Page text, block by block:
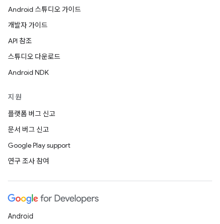
Android 스튜디오 가이드
개발자 가이드
API 참조
스튜디오 다운로드
Android NDK
지원
플랫폼 버그 신고
문서 버그 신고
Google Play support
연구 조사 참여
Android